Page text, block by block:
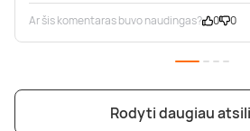
Ar šis komentaras buvo naudingas? 0 0
Rodyti daugiau